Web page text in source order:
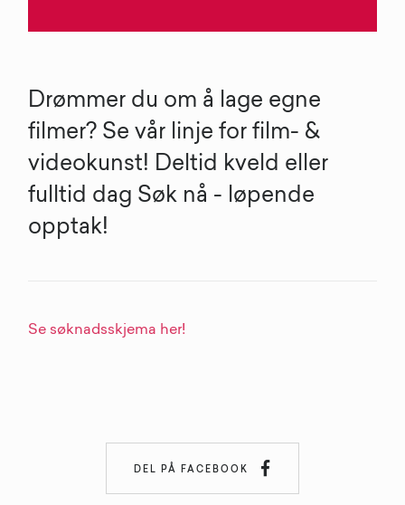
Drømmer du om å lage egne
filmer? Se vår linje for film- &
videokunst! Deltid kveld eller
fulltid dag Søk nå - løpende
opptak!
Se søknadsskjema her!
DEL PÅ FACEBOOK 